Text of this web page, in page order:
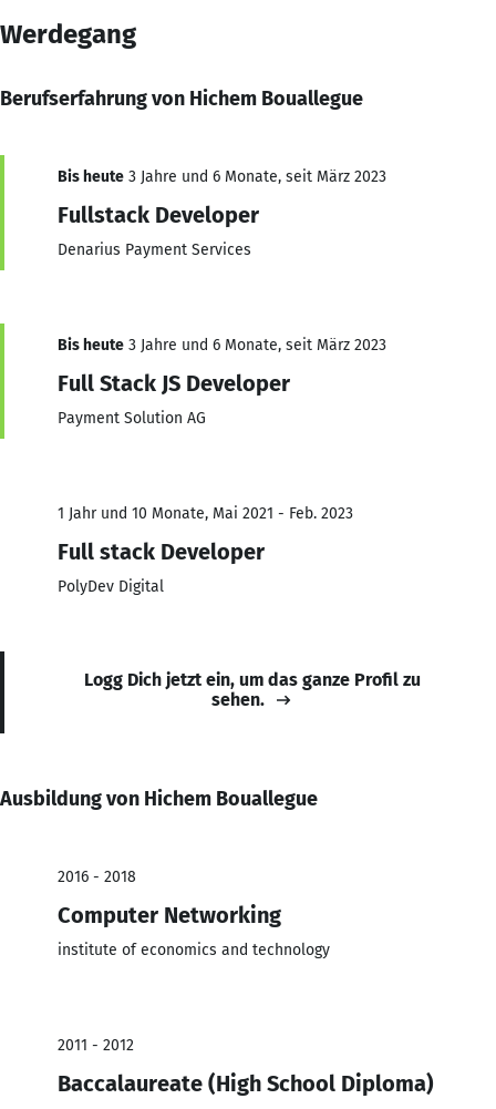
Werdegang
Berufserfahrung von Hichem Bouallegue
Bis heute 3 Jahre und 6 Monate, seit März 2023
Fullstack Developer
Denarius Payment Services
Bis heute 3 Jahre und 6 Monate, seit März 2023
Full Stack JS Developer
Payment Solution AG
1 Jahr und 10 Monate, Mai 2021 - Feb. 2023
Full stack Developer
PolyDev Digital
Logg Dich jetzt ein, um das ganze Profil zu
sehen.
Ausbildung von Hichem Bouallegue
2016 - 2018
Computer Networking
institute of economics and technology
2011 - 2012
Baccalaureate (High School Diploma)